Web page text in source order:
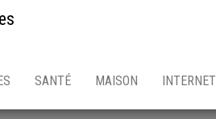
SANTÉ MAISON INTERNET